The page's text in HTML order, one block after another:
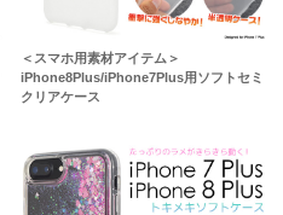
＜スマホ用素材アイテム＞
iPhone8Plus/iPhone7Plus用ソフトセミ
クリアケース